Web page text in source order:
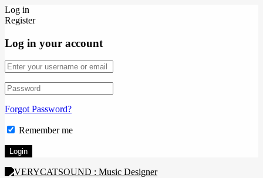
Log in
Register
Log in your account
Forgot Password?
Remember me